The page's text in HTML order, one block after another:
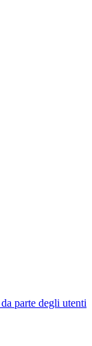
parte degli utenti